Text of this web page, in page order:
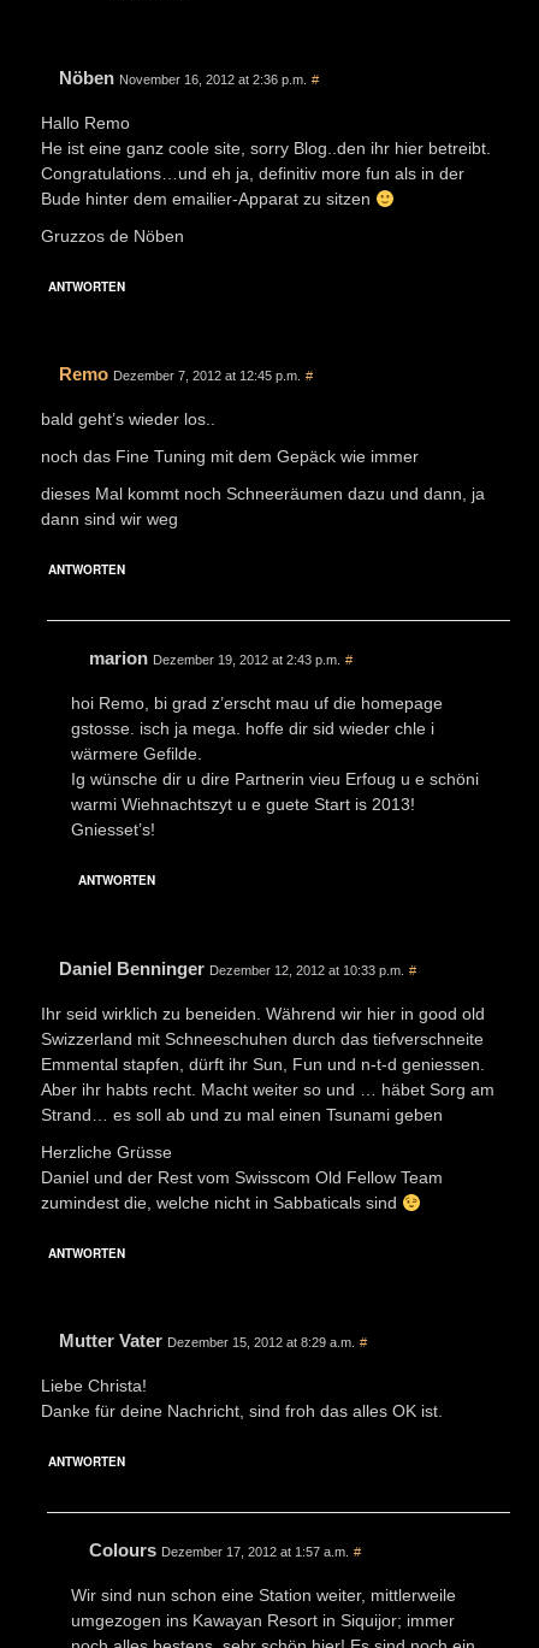
Nöben November 16, 2012 at 2:36 p.m. #
Hallo Remo
He ist eine ganz coole site, sorry Blog..den ihr hier betreibt.
Congratulations…und eh ja, definitiv more fun als in der
Bude hinter dem emailier-Apparat zu sitzen
Gruzzos de Nöben
ANTWORTEN
Remo Dezember 7, 2012 at 12:45 p.m. #
bald geht’s wieder los..
noch das Fine Tuning mit dem Gepäck wie immer
dieses Mal kommt noch Schneeräumen dazu und dann, ja
dann sind wir weg
ANTWORTEN
marion Dezember 19, 2012 at 2:43 p.m. #
hoi Remo, bi grad z’erscht mau uf die homepage
gstosse. isch ja mega. hoffe dir sid wieder chle i
wärmere Gefilde.
Ig wünsche dir u dire Partnerin vieu Erfoug u e schöni
warmi Wiehnachtszyt u e guete Start is 2013!
Gniesset’s!
ANTWORTEN
Daniel Benninger Dezember 12, 2012 at 10:33 p.m. #
Ihr seid wirklich zu beneiden. Während wir hier in good old
Swizzerland mit Schneeschuhen durch das tiefverschneite
Emmental stapfen, dürft ihr Sun, Fun und n-t-d geniessen.
Aber ihr habts recht. Macht weiter so und … häbet Sorg am
Strand… es soll ab und zu mal einen Tsunami geben
Herzliche Grüsse
Daniel und der Rest vom Swisscom Old Fellow Team
zumindest die, welche nicht in Sabbaticals sind
ANTWORTEN
Mutter Vater Dezember 15, 2012 at 8:29 a.m. #
Liebe Christa!
Danke für deine Nachricht, sind froh das alles OK ist.
ANTWORTEN
Colours Dezember 17, 2012 at 1:57 a.m. #
Wir sind nun schon eine Station weiter, mittlerweile
umgezogen ins Kawayan Resort in Siquijor; immer